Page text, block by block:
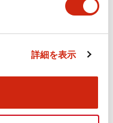
詳細を表示
トロールユニット（20